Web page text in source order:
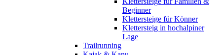
Beginner
Klettersteige für Könner
Klettersteig in hochalpiner
Lage
Trailrunning